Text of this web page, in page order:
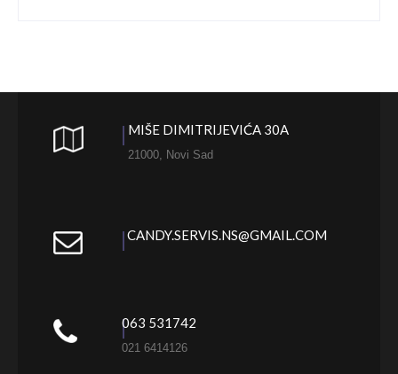
MIŠE DIMITRIJEVIĆA 30A
21000, Novi Sad
CANDY.SERVIS.NS@GMAIL.COM
063 531742
021 6414126